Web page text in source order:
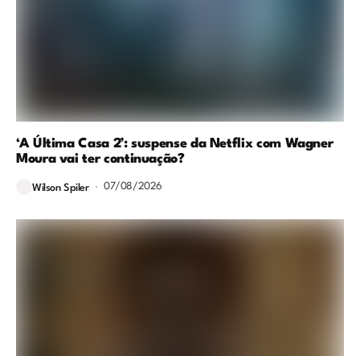
‘A Última Casa 2’: suspense da Netflix com Wagner
Moura vai ter continuação?
Wilson Spiler 07/08/2026